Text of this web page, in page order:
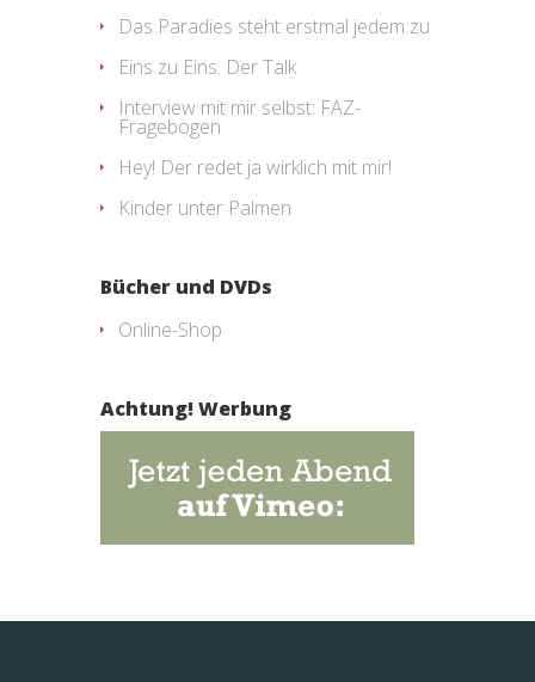
Das Paradies steht erstmal jedem zu
Eins zu Eins. Der Talk
Interview mit mir selbst: FAZ-
Fragebogen
Hey! Der redet ja wirklich mit mir!
Kinder unter Palmen
Bücher und DVDs
Online-Shop
Achtung! Werbung